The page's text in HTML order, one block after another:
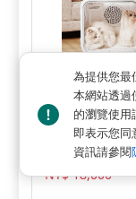
為提供您最
本網站透過
的瀏覽使用
即表示您同
資訊請參閱
多功能智能烘毛
75L容量 烘毛與
一體 APP與螢
制，可依照每
菌消毒 烘毛箱運
NT$ 18,000